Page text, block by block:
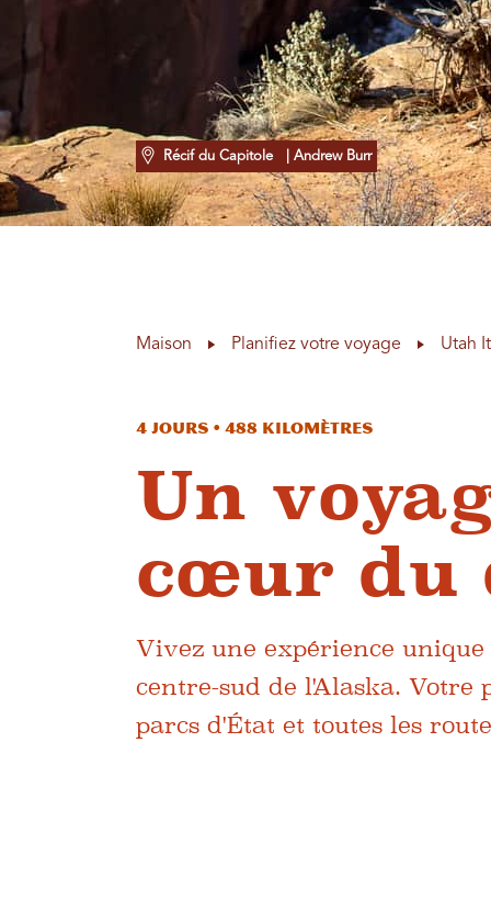
Récif du Capitole | Andrew Burr
Maison Planifiez votre voyage Utah
4 jours • 488 kilomètres
Un
cœur du
Vivez une expérience
centre-sud de l'Alaska.
parcs d'État et toutes les